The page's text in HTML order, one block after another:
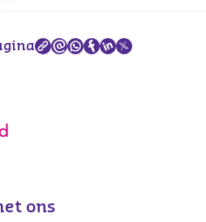
ons